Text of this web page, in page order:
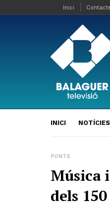
Inici
INICI NOTÍCIES
PONTS
Música
dels